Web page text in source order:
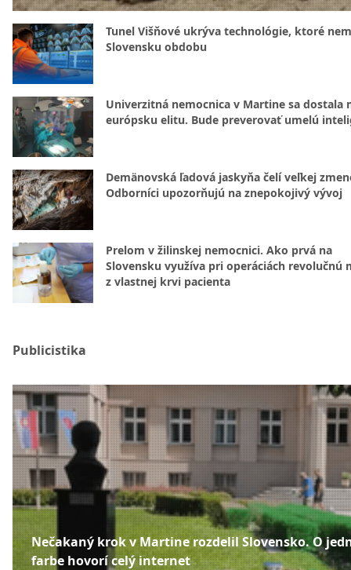
Tunel Višňové ukrýva technológie, ktoré
Slovensku obdobu
Univerzitná nemocnica v Martine sa dostala
európsku elitu. Bude preverovať umelú
Demänovská ľadová jaskyňa čelí veľkej
Odborníci upozorňujú na znepokojivý vývoj
Prelom v žilinskej nemocnici. Ako prvá na
Slovensku využíva pri operáciách revolučnú
z vlastnej krvi pacienta
Publicistika
Nečakaný krok v Martine rozdelil Slovensko. O
farbe hovorí celý internet